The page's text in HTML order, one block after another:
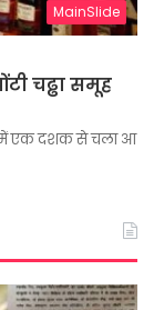
MainSlide
चढ्ढा समूह
में एक दशक से चला आ